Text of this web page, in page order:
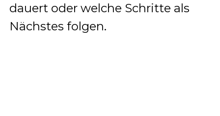
dauert oder welche Schritte als
Nächstes folgen.